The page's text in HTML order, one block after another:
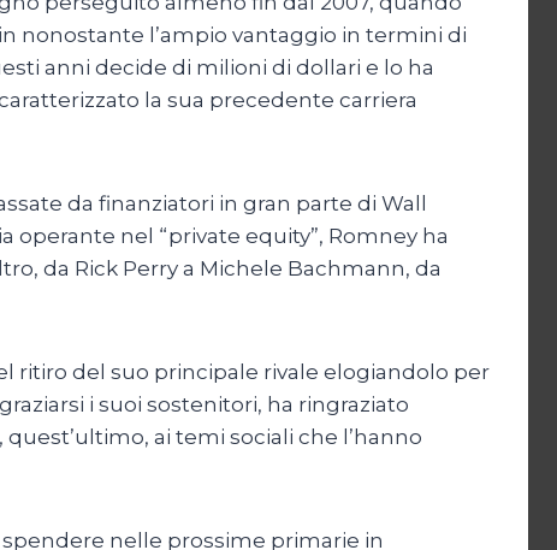
nonostante l’ampio vantaggio in termini di
anni decide di milioni di dollari e lo ha
la sua precedente carriera
da finanziatori in gran parte di Wall
nel “private equity”, Romney ha
da Rick Perry a Michele Bachmann, da
ritiro del suo principale rivale elogiandolo per
i suoi sostenitori, ha ringraziato
ai temi sociali che l’hanno
nelle prossime primarie in